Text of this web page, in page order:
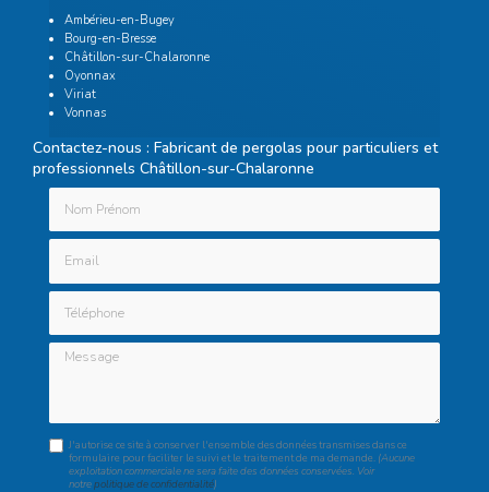
Ambérieu-en-Bugey
Bourg-en-Bresse
Châtillon-sur-Chalaronne
Oyonnax
Viriat
Vonnas
Contactez-nous : Fabricant de pergolas pour particuliers et
professionnels Châtillon-sur-Chalaronne
Nom Prénom
Téléphone
Message
J'autorise ce site à conserver l'ensemble des données transmises dans ce
formulaire pour faciliter le suivi et le traitement de ma demande. (Aucune
exploitation commerciale ne sera faite des données conservées. Voir
notrepolitique de confidentialité)